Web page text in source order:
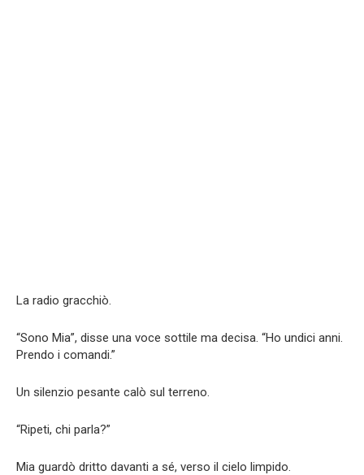
La radio gracchiò.
“Sono Mia”, disse una voce sottile ma decisa. “Ho undici anni.
Prendo i comandi.”
Un silenzio pesante calò sul terreno.
“Ripeti, chi parla?”
Mia guardò dritto davanti a sé, verso il cielo limpido.